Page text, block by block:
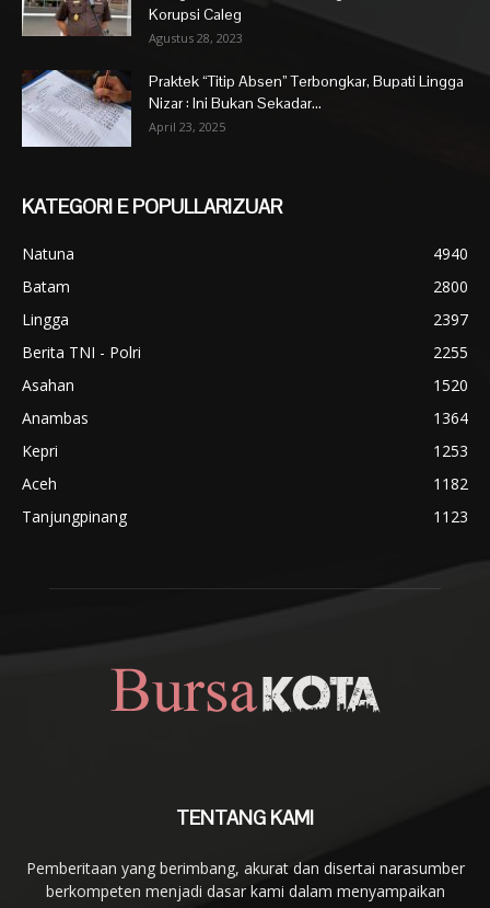
Korupsi Caleg
Agustus 28, 2023
Praktek “Titip Absen” Terbongkar, Bupati Lingga
Nizar : Ini Bukan Sekadar...
April 23, 2025
KATEGORI E POPULLARIZUAR
Natuna
4940
Batam
2800
Lingga
2397
Berita TNI - Polri
2255
Asahan
1520
Anambas
1364
Kepri
1253
Aceh
1182
Tanjungpinang
1123
TENTANG KAMI
Pemberitaan yang berimbang, akurat dan disertai narasumber
berkompeten menjadi dasar kami dalam menyampaikan